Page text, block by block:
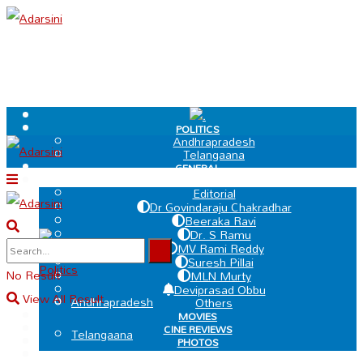
.
POLITICS
Andhrapradesh
Telangaana
GENERAL
Editorial
Dr Govindaraju Chakradhar
Beeraka Ravi
Dr. S Ramu
MV Rami Reddy
Suresh Pillai
MLN Murty
Deviprasad Obbu
Others
MOVIES
CINE REVIEWS
PHOTOS
VIDEOS
.
Politics
Andhrapradesh
Telangaana
No Result
View All Result